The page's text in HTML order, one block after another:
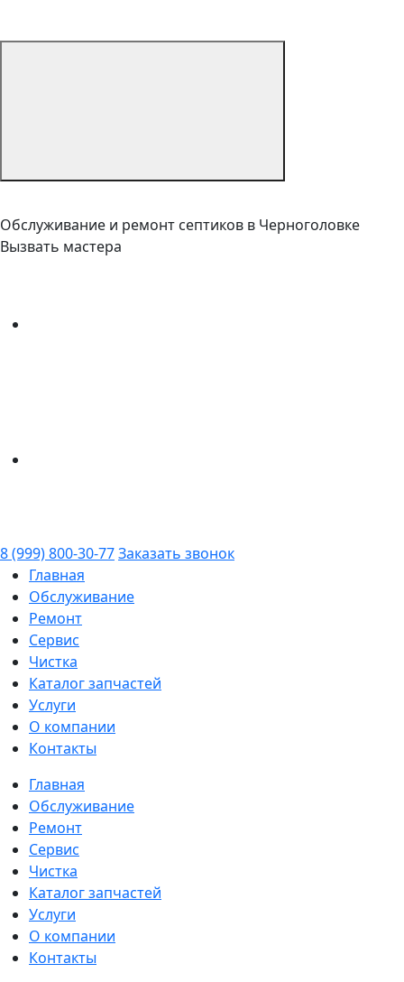
Обслуживание и ремонт септиков в Черноголовке
Вызвать мастера
8 (999) 800-30-77Заказать звонок
Главная
Обслуживание
Ремонт
Сервис
Чистка
Каталог запчастей
Услуги
О компании
Контакты
Главная
Обслуживание
Ремонт
Сервис
Чистка
Каталог запчастей
Услуги
О компании
Контакты